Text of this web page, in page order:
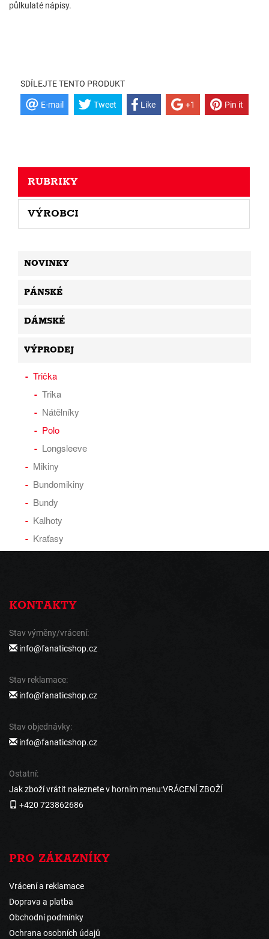
půlkulaté nápisy.
SDÍLEJTE TENTO PRODUKT
E-mail Tweet Like +1 Pin it
RUBRIKY
VÝROBCI
NOVINKY
PÁNSKÉ
DÁMSKÉ
VÝPRODEJ
Trička
Trika
Nátělníky
Polo
Longsleeve
Mikiny
Bundomikiny
Bundy
Kalhoty
Kraťasy
KONTAKTY
Stav výměny/vrácení:
info@fanaticshop.cz
Stav reklamace:
info@fanaticshop.cz
Stav objednávky:
info@fanaticshop.cz
Ostatní:
Jak zboží vrátit naleznete v horním menu:VRÁCENÍ ZBOŽÍ
+420 723862686
PRO ZÁKAZNÍKY
Vrácení a reklamace
Doprava a platba
Obchodní podmínky
Ochrana osobních údajů